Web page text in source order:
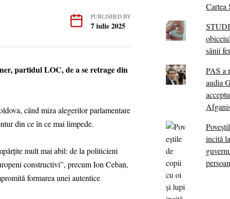
PUBLISHED BY
7 iulie 2025
partidul LOC, de a se retrage din
când miza alegerilor parlamentare
din ce în ce mai limpede.
mult mai abil: de la politicieni
constructivi”, precum Ion Ceban,
formarea unei autentice
Cartea
sânii
PAS a
audia
incită